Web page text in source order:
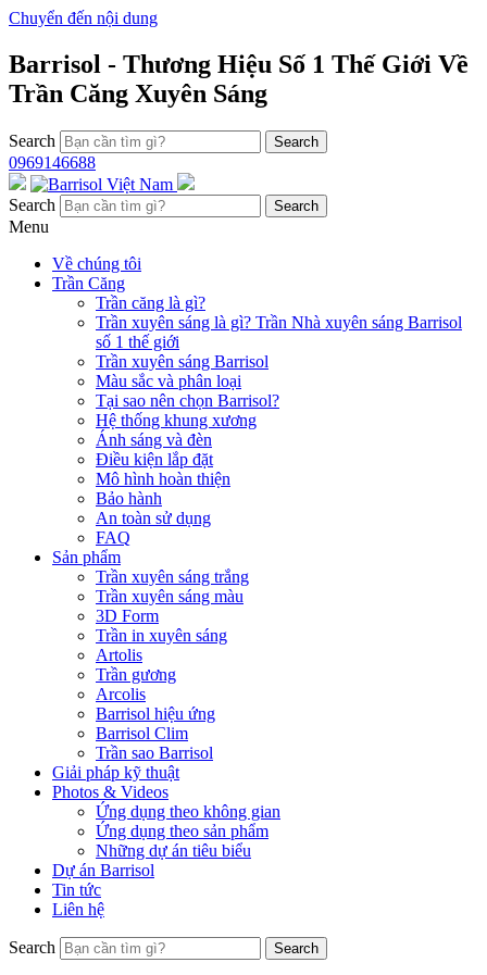
Chuyển đến nội dung
Barrisol - Thương Hiệu Số 1 Thế Giới Về
Trần Căng Xuyên Sáng
Search
0969146688
Search
Menu
Về chúng tôi
Trần Căng
Trần căng là gì?
Trần xuyên sáng là gì? Trần Nhà xuyên sáng Barrisol
số 1 thế giới
Trần xuyên sáng Barrisol
Màu sắc và phân loại
Tại sao nên chọn Barrisol?
Hệ thống khung xương
Ánh sáng và đèn
Điều kiện lắp đặt
Mô hình hoàn thiện
Bảo hành
An toàn sử dụng
FAQ
Sản phẩm
Trần xuyên sáng trắng
Trần xuyên sáng màu
3D Form
Trần in xuyên sáng
Artolis
Trần gương
Arcolis
Barrisol hiệu ứng
Barrisol Clim
Trần sao Barrisol
Giải pháp kỹ thuật
Photos & Videos
Ứng dụng theo không gian
Ứng dụng theo sản phẩm
Những dự án tiêu biểu
Dự án Barrisol
Tin tức
Liên hệ
Search